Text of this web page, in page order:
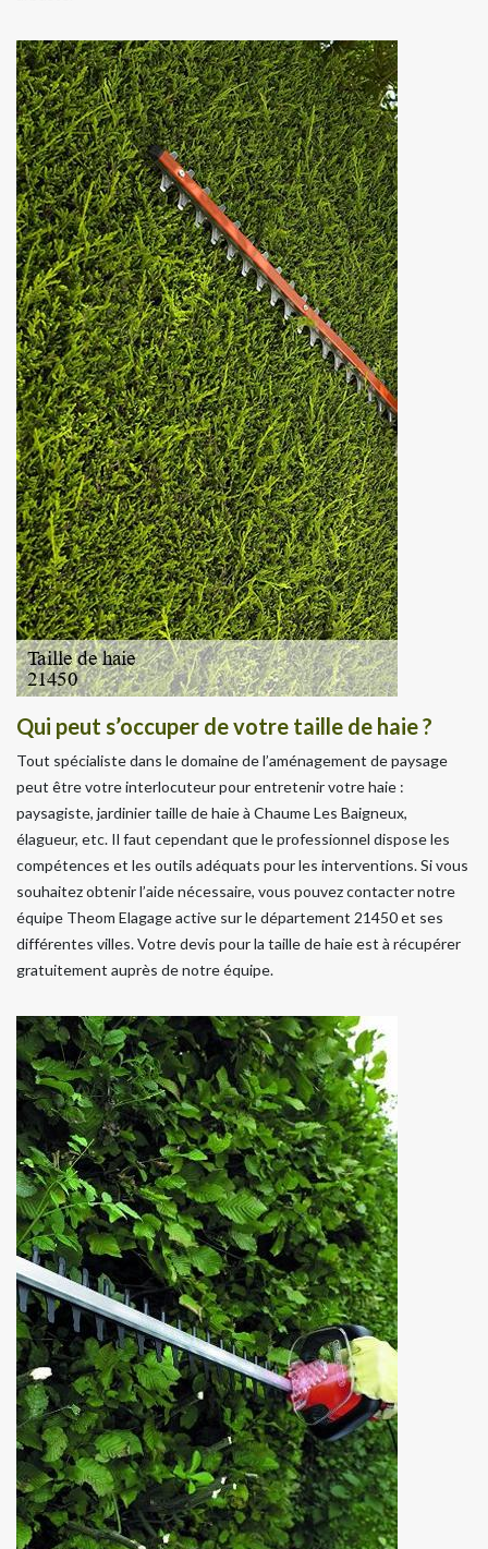
Qui peut s’occuper de votre taille de haie ?
Tout spécialiste dans le domaine de l’aménagement de paysage
peut être votre interlocuteur pour entretenir votre haie :
paysagiste, jardinier taille de haie à Chaume Les Baigneux,
élagueur, etc. Il faut cependant que le professionnel dispose les
compétences et les outils adéquats pour les interventions. Si vous
souhaitez obtenir l’aide nécessaire, vous pouvez contacter notre
équipe Theom Elagage active sur le département 21450 et ses
différentes villes. Votre devis pour la taille de haie est à récupérer
gratuitement auprès de notre équipe.